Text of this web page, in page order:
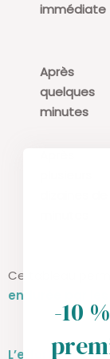
immédiate
Après
quelques
minutes
Ce tableau
endurée par
L’effort est
-10